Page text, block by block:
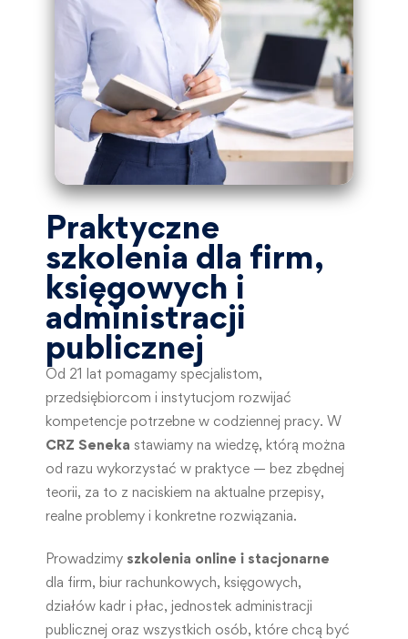
Praktyczne
szkolenia dla firm,
księgowych i
administracji
publicznej
Od 21 lat pomagamy specjalistom,
przedsiębiorcom i instytucjom rozwijać
kompetencje potrzebne w codziennej pracy. W
CRZ Seneka stawiamy na wiedzę, którą można
od razu wykorzystać w praktyce — bez zbędnej
teorii, za to z naciskiem na aktualne przepisy,
realne problemy i konkretne rozwiązania.
Prowadzimy szkolenia online i stacjonarne
dla firm, biur rachunkowych, księgowych,
działów kadr i płac, jednostek administracji
publicznej oraz wszystkich osób, które chcą być